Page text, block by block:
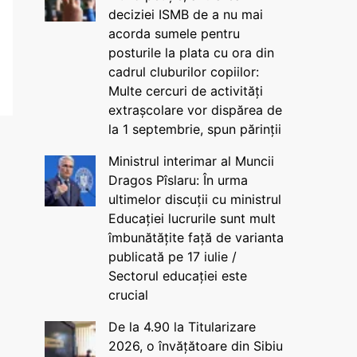
deciziei ISMB de a nu mai
acorda sumele pentru
posturile la plata cu ora din
cadrul cluburilor copiilor:
Multe cercuri de activități
extrașcolare vor dispărea de
la 1 septembrie, spun părinții
Ministrul interimar al Muncii
Dragos Pîslaru: În urma
ultimelor discuții cu ministrul
Educației lucrurile sunt mult
îmbunătățite față de varianta
publicată pe 17 iulie /
Sectorul educației este
crucial
De la 4.90 la Titularizare
2026, o învățătoare din Sibiu